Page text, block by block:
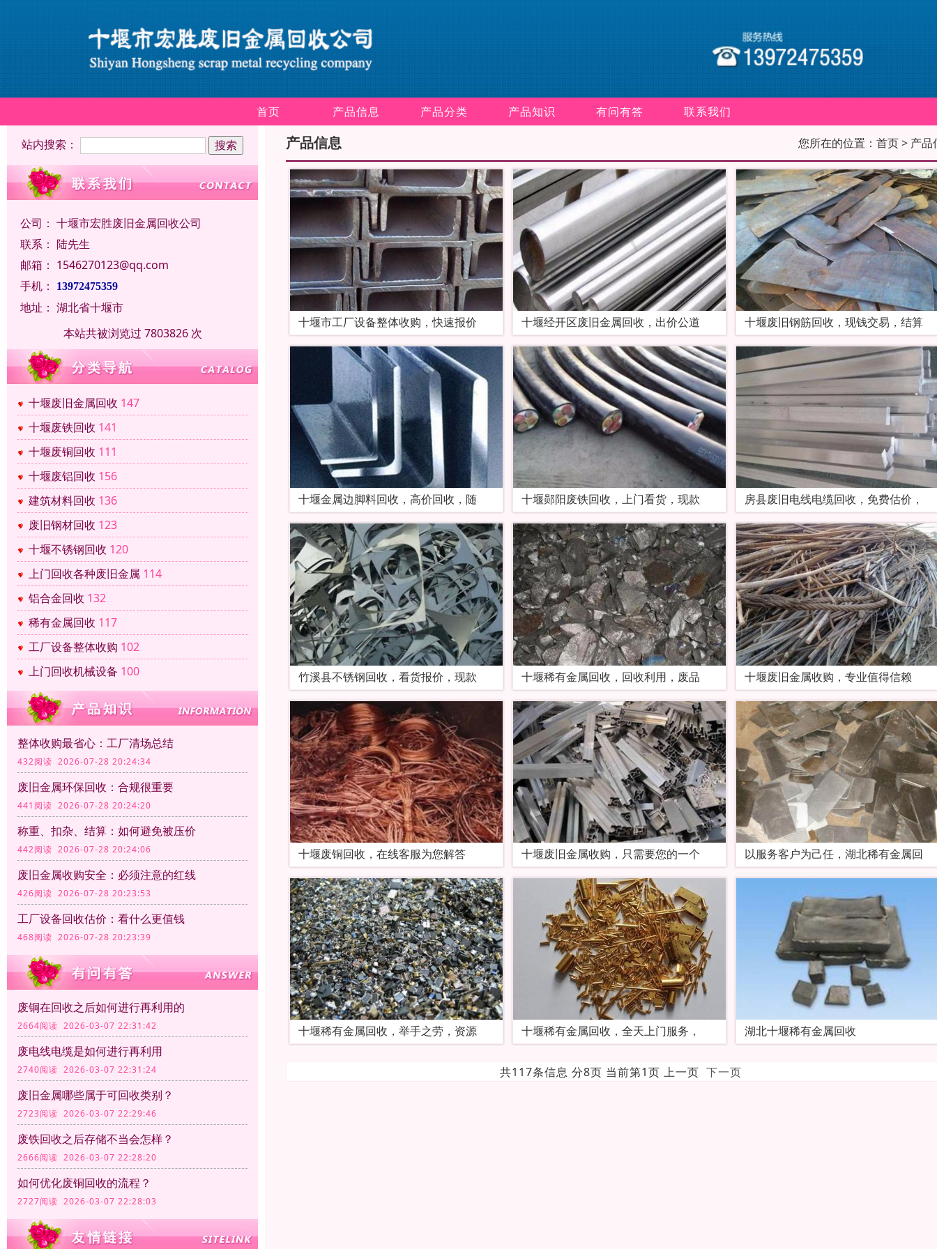
首页 产品信息 产品分类 产品知识 有问有答 联系我们
站内搜索：
公司： 十堰市宏胜废旧金属回收公司
联系： 陆先生
邮箱： 1546270123@qq.com
手机：
13972475359
地址： 湖北省十堰市
本站共被浏览过 7803826 次
十堰废旧金属回收 147
十堰废铁回收 141
十堰废铜回收 111
十堰废铝回收 156
建筑材料回收 136
废旧钢材回收 123
十堰不锈钢回收 120
上门回收各种废旧金属 114
铝合金回收 132
稀有金属回收 117
工厂设备整体收购 102
上门回收机械设备 100
整体收购最省心：工厂清场总结
432阅读 2026-07-28 20:24:34
废旧金属环保回收：合规很重要
441阅读 2026-07-28 20:24:20
称重、扣杂、结算：如何避免被压价
442阅读 2026-07-28 20:24:06
废旧金属收购安全：必须注意的红线
426阅读 2026-07-28 20:23:53
工厂设备回收估价：看什么更值钱
468阅读 2026-07-28 20:23:39
废铜在回收之后如何进行再利用的
2664阅读 2026-03-07 22:31:42
废电线电缆是如何进行再利用
2740阅读 2026-03-07 22:31:24
废旧金属哪些属于可回收类别？
2723阅读 2026-03-07 22:29:46
废铁回收之后存储不当会怎样？
2666阅读 2026-03-07 22:28:20
如何优化废铜回收的流程？
2727阅读 2026-03-07 22:28:03
产品信息 您所在的位置： 首页> 产品
十堰市工厂设备整体收购，快速报价 十堰经开区废旧金属回收，出价公道 十堰废旧钢筋回收，现钱交易，结算
十堰金属边脚料回收，高价回收，随 十堰郧阳废铁回收，上门看货，现款 房县废旧电线电缆回收，免费估价，
竹溪县不锈钢回收，看货报价，现款 十堰稀有金属回收，回收利用，废品 十堰废旧金属收购，专业值得信赖
十堰废铜回收，在线客服为您解答 十堰废旧金属收购，只需要您的一个 以服务客户为己任，湖北稀有金属回
十堰稀有金属回收，举手之劳，资源 十堰稀有金属回收，全天上门服务， 湖北十堰稀有金属回收
共117条信息 分8页 当前第1页 上一页 下一页